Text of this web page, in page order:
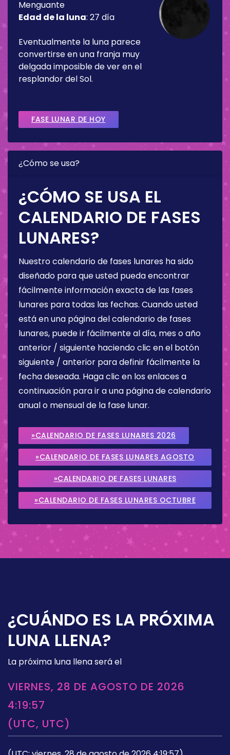
Menguante
Edad de la luna: 27 día
Eventualmente la luna parece
convertirse en una franja muy
delgada imposible de ver en el
resplandor del Sol.
FASE LUNAR DE HOY
¿Cómo se usa?
¿CÓMO SE USA EL
CALENDARIO DE FASES
LUNARES?
Nuestro calendario de fases lunares ha sido
diseñado para que usted pueda encontrar
fácilmente información exacta de las fases
lunares para todas las fechas. Cuando usted
está en una página del calendario de fases
lunares, puede ir fácilmente al día, mes o año
anterior / siguiente haciendo clic en el botón
siguiente / anterior para definir fácilmente la
fecha deseada. Haga clic en los enlaces a
continuación para ir a una página de calendario
anual o mensual de la fase lunar.
»CALENDARIO DE FASES LUNARES 2026
»CALENDARIO DE FASES LUNARES AGOSTO
2026
»CALENDARIO DE FASES LUNARES
SEPTIEMBRE 2026
»CALENDARIO DE FASES LUNARES OCTUBRE
¿CUÁNDO ES LA PRÓXIMA
LUNA LLENA?
La próxima luna llena será el
VIERNES, 28 DE AGOSTO DE 2026
4:19:57
(UTC, UTC)